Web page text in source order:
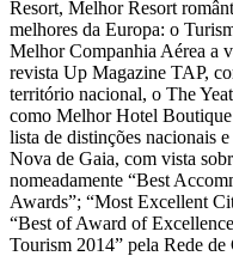
Resort, Melhor Resort
melhores da Europa: o
Melhor Companhia Aérea a
revista Up Magazine TAP,
território nacional, o The
como Melhor Hotel Boutique
lista de distinções nacionais
Nova de Gaia, com vista
nomeadamente “Best
Awards”; “Most Excellent
“Best of Award of
Tourism 2014” pela Rede